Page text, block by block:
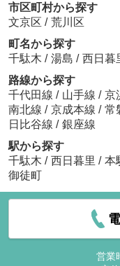
市区町村から探す
文京区 / 荒川区
町名から探す
千駄木 / 湯島 / 西日暮
路線から探す
千代田線 / 山手線 / 京
南北線 / 京成本線 / 常
日比谷線 / 銀座線
駅から探す
千駄木 / 西日暮里 / 本
御徒町
営業